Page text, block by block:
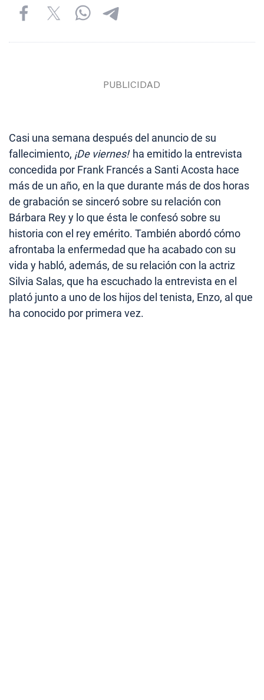
Casi una semana después del anuncio de su
fallecimiento, ¡De viernes!ha emitido la entrevista
concedida por Frank Francés a Santi Acosta hace
más de un año, en la que durante más de dos horas
de grabación se sinceró sobre su relación con
Bárbara Rey y lo que ésta le confesó sobre su
historia con el rey emérito. También abordó cómo
afrontaba la enfermedad que ha acabado con su
vida y habló, además, de su relación con la actriz
Silvia Salas, que ha escuchado la entrevista en el
plató junto a uno de los hijos del tenista, Enzo, al que
ha conocido por primera vez.